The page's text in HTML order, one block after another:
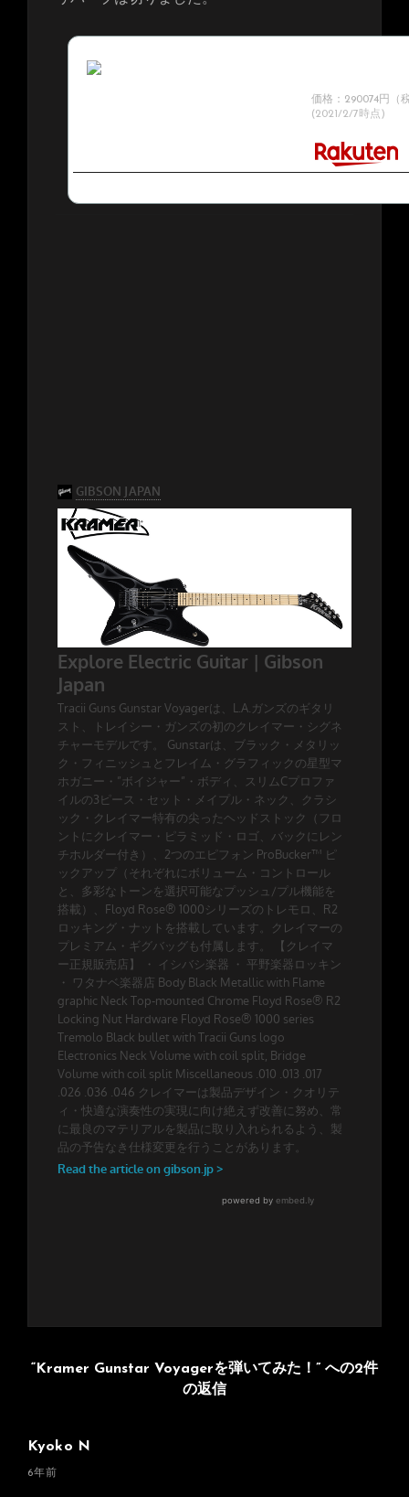
価格：290074円（
(2021/2/7時点)
“Kramer Gunstar Voyagerを弾いてみた！” への2件
の返信
Kyoko N
さ
6年前